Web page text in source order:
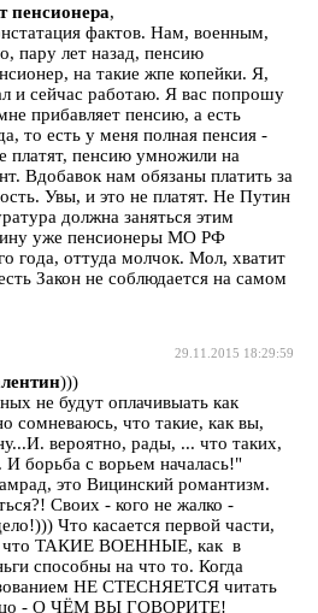
пенсионера,
фактов. Нам, военным,
пару лет назад, пенсию
на такие жпе копейки. Я,
и сейчас работаю. Я вас попрошу
прибавляет пенсию, а есть
то есть у меня полная пенсия -
пенсию умножили на
Вдобавок нам обязаны платить за
Увы, и это не платят. Не Путин
должна заняться этим
уже пенсионеры МО РФ
года, оттуда молчок. Мол, хватит
Закон не соблюдается на самом
29.11.2015 18:29:59
)))
не будут оплачивыать как
сомневаюсь, что такие, как вы,
вероятно, рады, ... что таких,
борьба с ворьем началась!"
это Вицинский романтизм.
Своих - кого не жалко -
Что касается первой части,
что ТАКИЕ ВОЕННЫЕ, как в
способны на что то. Когда
НЕ СТЕСНЯЕТСЯ читать
- О ЧЁМ ВЫ ГОВОРИТЕ!